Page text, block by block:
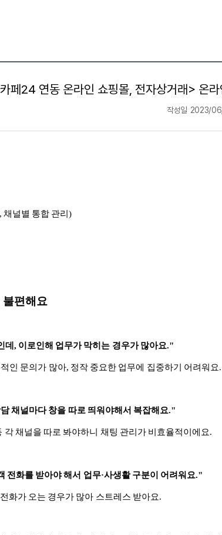
페24 연동 온라인 쇼핑몰, 전자상거래> 온
작성일 2023/
채널별 통합 관리)
불편해요
데, 이로인해 업무가 막히는 경우가 많아요."
인 문의가 많아, 정작 중요한 업무에 집중하기 어려워요.
채널마다 창을 따로 띄워야해서 복잡해요."
각 채널을 따로 봐야하니 채팅 관리가 비효율적이에요.
전화를 받아야 해서 업무·사생활 구분이 어려워요."
화가 오는 경우가 많아 스트레스 받아요.